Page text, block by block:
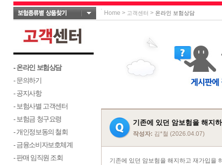
Home > 고객센터 > 온라인 보험상담
- 온라인 보험상담
- 문의하기
- 공지사항
- 보험사별 고객센터
- 보험금 청구요령
- 개인정보동의 철회
- 금융소비자보호체계
- 판매 임직원 조회
기존에 있던 암보험을 해지
작성자: 김*철 (2026.04.07)
기존에 있던 암보험을 해지하고 재가입을